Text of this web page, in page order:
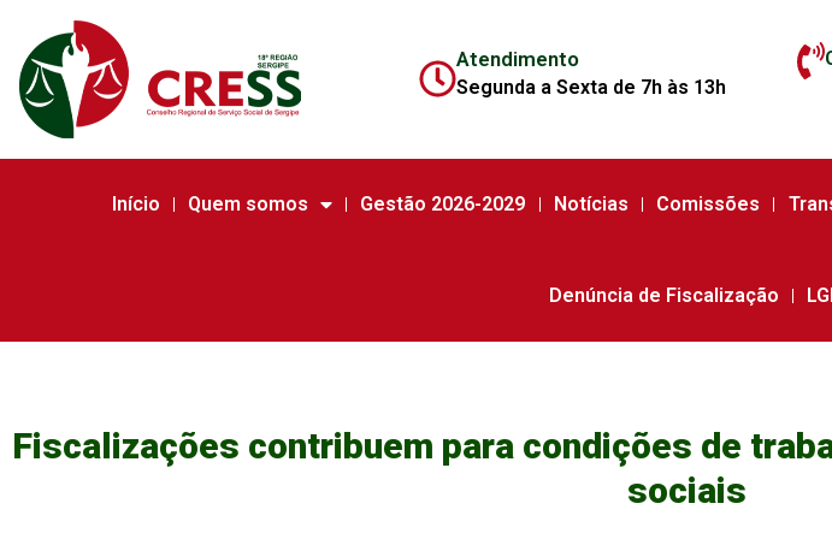
Atendimento
Segunda a Sexta de 7h às 13h
Início Quem somos Gestão 2026-2029 Notícias Comissões
Denúncia de Fiscalização
Fiscalizações contribuem para condições de
sociais